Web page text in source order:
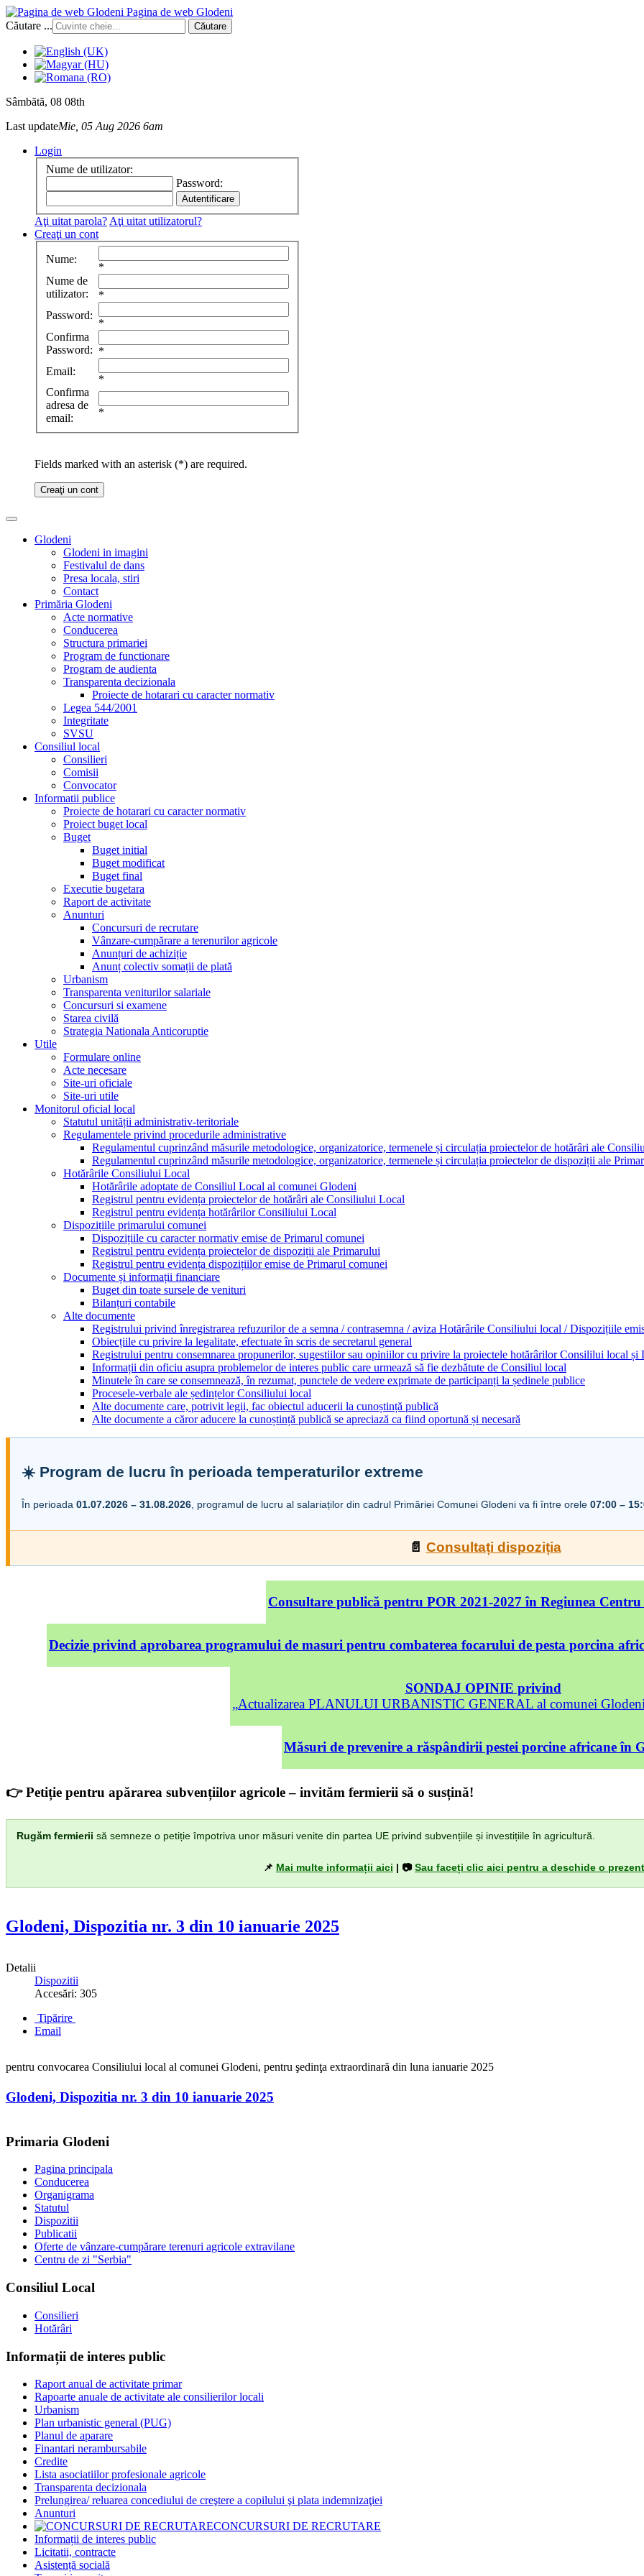
Pagina de web Glodeni
Căutare ...
Căutare
Sâmbătă, 08 08th
Last updateMie, 05 Aug 2026 6am
Login
Nume de utilizator:
Password:
Aţi uitat parola? Aţi uitat utilizatorul?
Creaţi un cont
Nume:
*
Nume de
utilizator:
*
Password:
*
Confirma
Password: *
Email:
*
Confirma
adresa de
email:
*
Fields marked with an asterisk (*) are required.
Creaţi un cont
Glodeni
Glodeni in imagini
Festivalul de dans
Presa locala, stiri
Contact
Primăria Glodeni
Acte normative
Conducerea
Structura primariei
Program de functionare
Program de audienta
Transparenta decizionala
Proiecte de hotarari cu caracter normativ
Legea 544/2001
Integritate
SVSU
Consiliul local
Consilieri
Comisii
Convocator
Informatii publice
Proiecte de hotarari cu caracter normativ
Proiect buget local
Buget
Buget initial
Buget modificat
Buget final
Executie bugetara
Raport de activitate
Anunturi
Concursuri de recrutare
Vânzare-cumpărare a terenurilor agricole
Anunțuri de achiziție
Anunț colectiv somații de plată
Urbanism
Transparenta veniturilor salariale
Concursuri si examene
Starea civilă
Strategia Nationala Anticoruptie
Utile
Formulare online
Acte necesare
Site-uri oficiale
Site-uri utile
Monitorul oficial local
Statutul unității administrativ-teritoriale
Regulamentele privind procedurile administrative
Regulamentul cuprinzând măsurile metodologice, organizatorice, termenele și circulația proiectelor de hotărâri ale
Regulamentul cuprinzând măsurile metodologice, organizatorice, termenele și circulația proiectelor de dispoziții ale
Hotărârile Consiliului Local
Hotărârile adoptate de Consiliul Local al comunei Glodeni
Registrul pentru evidența proiectelor de hotărâri ale Consiliului Local
Registrul pentru evidența hotărârilor Consiliului Local
Dispozițiile primarului comunei
Dispozițiile cu caracter normativ emise de Primarul comunei
Registrul pentru evidența proiectelor de dispoziții ale Primarului
Registrul pentru evidența dispozițiilor emise de Primarul comunei
Documente și informații financiare
Buget din toate sursele de venituri
Bilanțuri contabile
Alte documente
Registrului privind înregistrarea refuzurilor de a semna / contrasemna / aviza Hotărârile Consiliului local / Dispozițiile
Obiecțiile cu privire la legalitate, efectuate în scris de secretarul general
Registrului pentru consemnarea propunerilor, sugestiilor sau opiniilor cu privire la proiectele hotărârilor Consililui local
Informații din oficiu asupra problemelor de interes public care urmează să fie dezbătute de Consiliul local
Minutele în care se consemnează, în rezumat, punctele de vedere exprimate de participanți la ședinele publice
Procesele-verbale ale ședințelor Consiliului local
Alte documente care, potrivit legii, fac obiectul aducerii la cunoștință publică
Alte documente a căror aducere la cunoștință publică se apreciază ca fiind oportună și necesară
☀️ Program de lucru în perioada temperaturilor extreme
În perioada 01.07.2026 – 31.08.2026 , programul de lucru al salariaților din cadrul Primăriei Comunei Glodeni va fi între orele 07:00 –
📄 Consultați dispoziția
Consultare publică pentru POR 2021-2027 în Regiunea
Decizie privind aprobarea programului de masuri pentru combaterea focarului de pesta porcina
SONDAJ OPINIE privind
„Actualizarea PLANULUI URBANISTIC GENERAL al comunei
Măsuri de prevenire a răspândirii pestei porcine africane în
👉 Petiție pentru apărarea subvențiilor agricole – invităm fermierii să o susțină!
Rugăm fermierii să semneze o petiție împotriva unor măsuri venite din partea UE privind subvențiile și investițiile în agricultură.
📌 Mai multe informații aici | 📷Sau faceți clic aici pentru a deschide o
Glodeni, Dispozitia nr. 3 din 10 ianuarie 2025
Detalii
Dispozitii
Accesări: 305
Tipărire
Email
pentru convocarea Consiliului local al comunei Glodeni, pentru şedinţa extraordinară din luna ianuarie 2025
Glodeni, Dispozitia nr. 3 din 10 ianuarie 2025
Primaria Glodeni
Pagina principala
Conducerea
Organigrama
Statutul
Dispozitii
Publicatii
Oferte de vânzare-cumpărare terenuri agricole extravilane
Centru de zi "Serbia"
Consiliul Local
Consilieri
Hotărâri
Informații de interes public
Raport anual de activitate primar
Rapoarte anuale de activitate ale consilierilor locali
Urbanism
Plan urbanistic general (PUG)
Planul de aparare
Finantari nerambursabile
Credite
Lista asociatiilor profesionale agricole
Transparenta decizionala
Prelungirea/ reluarea concediului de creştere a copilului şi plata indemnizaţiei
Anunturi
CONCURSURI DE RECRUTARE
Informații de interes public
Licitatii, contracte
Asistență socială